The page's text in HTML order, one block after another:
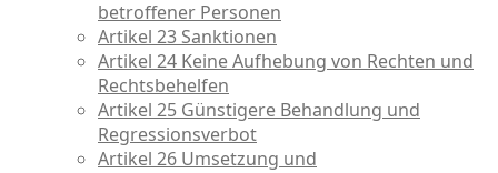
betroffener Personen
Artikel 23 Sanktionen
Artikel 24 Keine Aufhebung von Rechten und
Rechtsbehelfen
Artikel 25 Günstigere Behandlung und
Regressionsverbot
Artikel 26 Umsetzung und